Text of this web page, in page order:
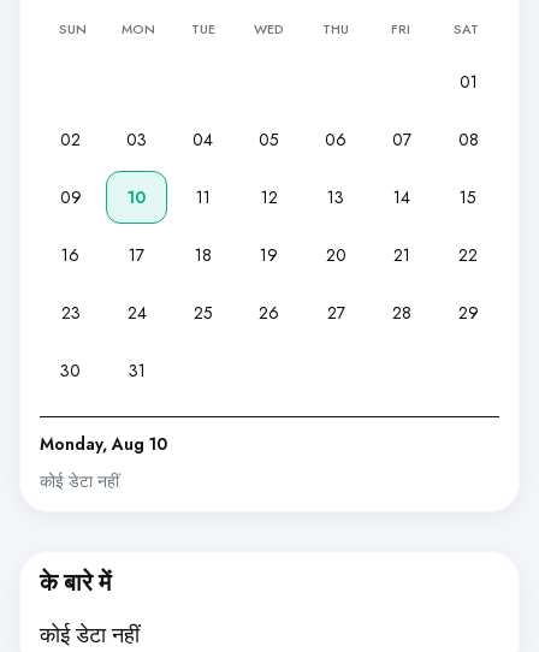
SUN MON TUE WED THU FRI SAT
01
02 03 04 05 06 07 08
09 10 11 12 13 14 15
16 17 18 19 20 21 22
23 24 25 26 27 28 29
30 31
Monday, Aug 10
कोई डेटा नहीं
के बारे में
कोई डेटा नहीं